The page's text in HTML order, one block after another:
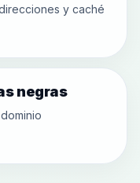
y caché
negras